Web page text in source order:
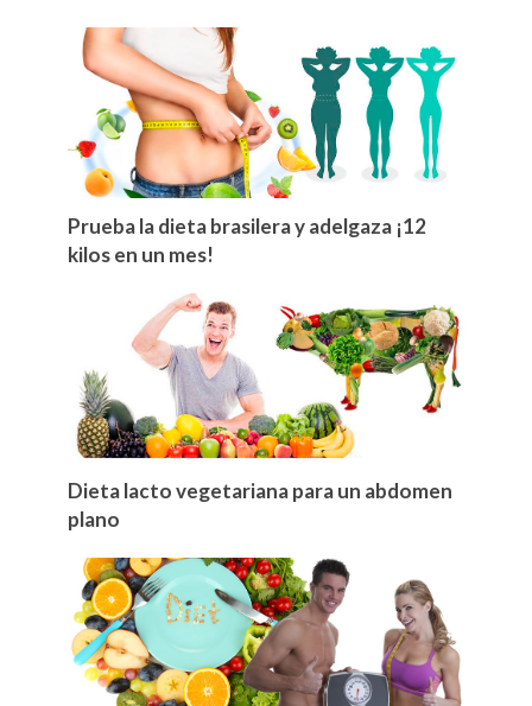
Prueba la dieta brasilera y adelgaza ¡12
kilos en un mes!
Dieta lacto vegetariana para un abdomen
plano